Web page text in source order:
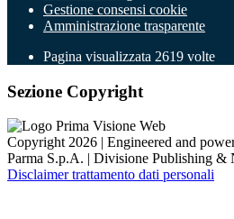
Gestione consensi cookie
Amministrazione trasparente
Pagina visualizzata 2619 volte
Sezione Copyright
Copyright 2026 | Engineered and
Parma S.p.A. | Divisione Publishing &
Disclaimer trattamento dati personali